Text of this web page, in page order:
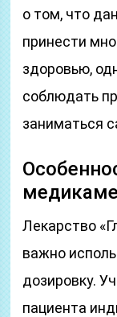
о том, что
принести
здоровью,
соблюдать
заниматься
Лекарство
важно
дозировку.
пациента